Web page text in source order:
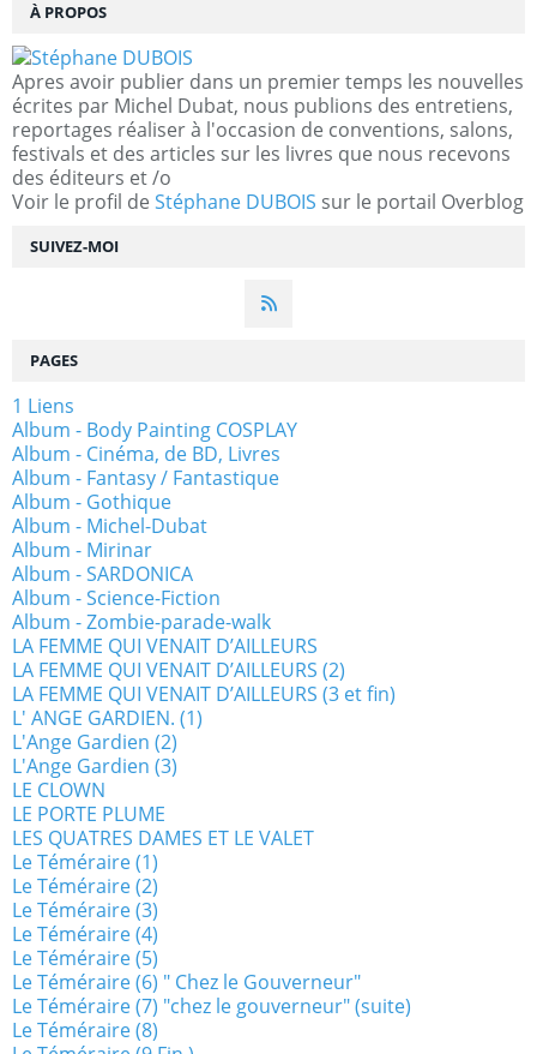
SUIVEZ-MOI
À PROPOS
Apres avoir publier dans un premier temps les nouvelles
écrites par Michel Dubat, nous publions des entretiens,
reportages réaliser à l'occasion de conventions, salons,
festivals et des articles sur les livres que nous recevons
des éditeurs et /o
Voir le profil de Stéphane DUBOIS sur le portail Overblog
PAGES
1 Liens
Album - Body Painting COSPLAY
Album - Cinéma, de BD, Livres
Album - Fantasy / Fantastique
Album - Gothique
Album - Michel-Dubat
Album - Mirinar
Album - SARDONICA
Album - Science-Fiction
Album - Zombie-parade-walk
LA FEMME QUI VENAIT D’AILLEURS
LA FEMME QUI VENAIT D’AILLEURS (2)
LA FEMME QUI VENAIT D’AILLEURS (3 et fin)
L' ANGE GARDIEN. (1)
L'Ange Gardien (2)
L'Ange Gardien (3)
LE CLOWN
LE PORTE PLUME
LES QUATRES DAMES ET LE VALET
Le Téméraire (1)
Le Téméraire (2)
Le Téméraire (3)
Le Téméraire (4)
Le Téméraire (5)
Le Téméraire (6) " Chez le Gouverneur"
Le Téméraire (7) "chez le gouverneur" (suite)
Le Téméraire (8)